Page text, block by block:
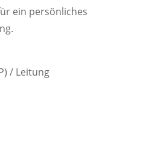
ein persönliches
/ Leitung